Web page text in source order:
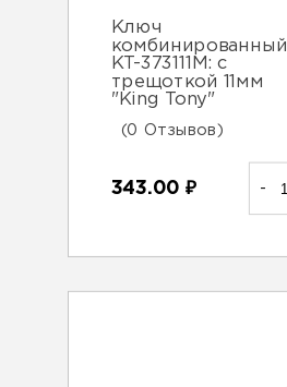
Ключ
комбинированный
KT-373111М: с
трещоткой 11мм
"King Tony"
(0 Отзывов)
343.00 ₽ -